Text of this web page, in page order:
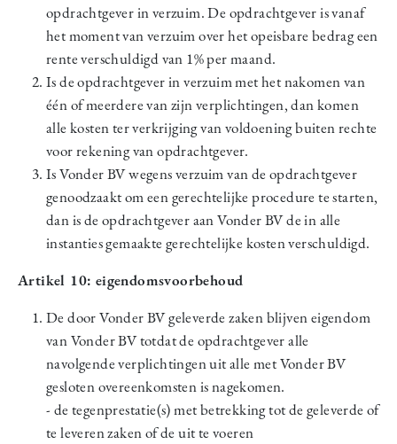
opdrachtgever in verzuim. De opdrachtgever is vanaf
het moment van verzuim over het opeisbare bedrag een
rente verschuldigd van 1% per maand.
Is de opdrachtgever in verzuim met het nakomen van
één of meerdere van zijn verplichtingen, dan komen
alle kosten ter verkrijging van voldoening buiten rechte
voor rekening van opdrachtgever.
Is Vonder BV wegens verzuim van de opdrachtgever
genoodzaakt om een gerechtelijke procedure te starten,
dan is de opdrachtgever aan Vonder BV de in alle
instanties gemaakte gerechtelijke kosten verschuldigd.
Artikel 10: eigendomsvoorbehoud
De door Vonder BV geleverde zaken blijven eigendom
van Vonder BV totdat de opdrachtgever alle
navolgende verplichtingen uit alle met Vonder BV
gesloten overeenkomsten is nagekomen.
- de tegenprestatie(s) met betrekking tot de geleverde of
te leveren zaken of de uit te voeren